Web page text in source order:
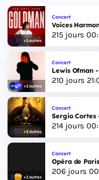
+2 autres
Concert
Voices
215 jours 00:
+2 autres
Concert
Lewis Ofman
210 jours 21:
+2 autres
Concert
Sergio Cortes
214jours 00:
+2 autres
Concert
Opéra de
206jours 00